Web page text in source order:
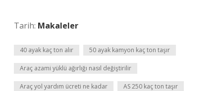
Tarih: Makaleler
40 ayak kaç ton alır 50 ayak kamyon kaç ton taşır
Araç azami yüklü ağırlığı nasıl değiştirilir
Araç yol yardım ücreti ne kadar AS 250 kaç ton taşır